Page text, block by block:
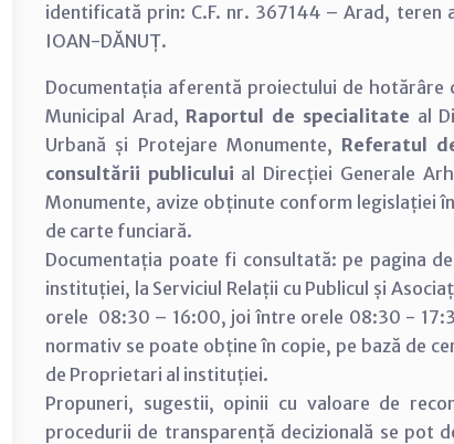
identificată prin: C.F. nr. 367144 – Arad, teren
IOAN-DĂNUȚ.
Documentația aferentă proiectului de hotărâre
Municipal Arad, Raportul de specialitate al
Urbană și Protejare Monumente, Referatul
consultării publicului al Direcției Generale
Monumente, avize obținute conform legislației
de carte funciară.
Documentația poate fi consultată: pe pagina
instituției, la Serviciul Relații cu Publicul și
orele 08:30 – 16:00, joi între orele 08:30 -
normativ se poate obține în copie, pe bază de
de Proprietari al instituției.
Propuneri, sugestii, opinii cu valoare de
procedurii de transparență decizională se pot